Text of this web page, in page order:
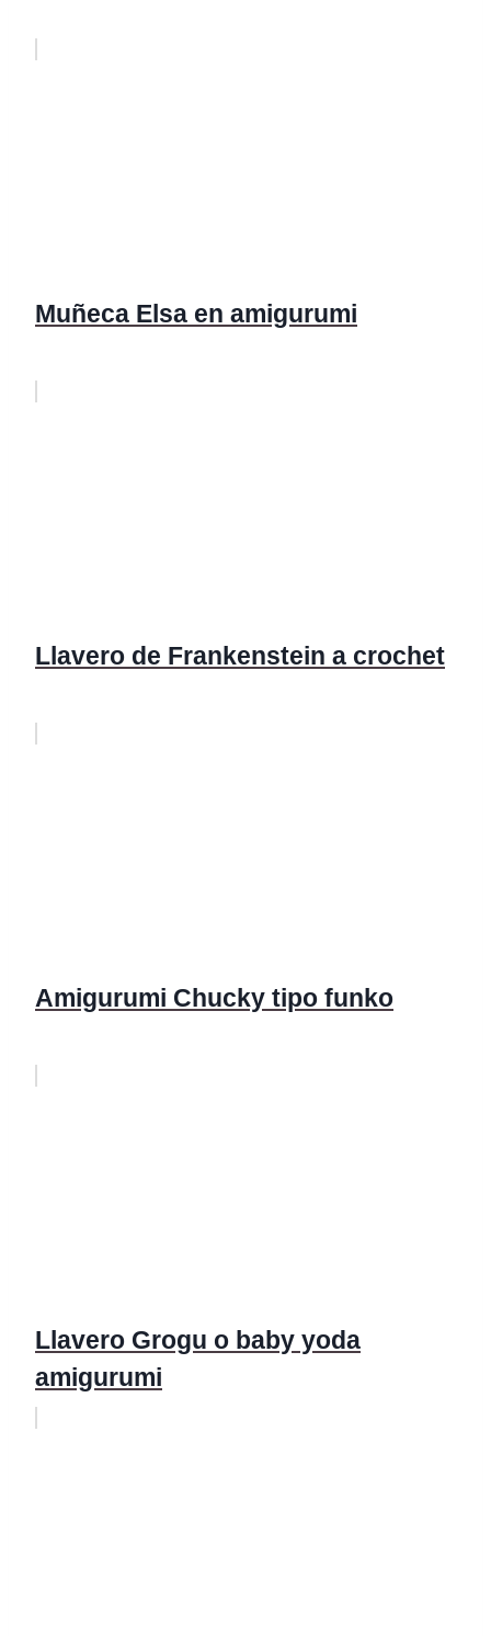
Muñeca Elsa en amigurumi
Llavero de Frankenstein a crochet
Amigurumi Chucky tipo funko
Llavero Grogu o baby yoda
amigurumi